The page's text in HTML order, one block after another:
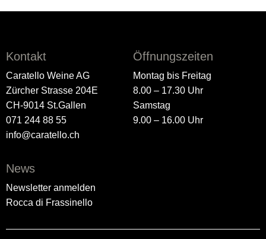
Kontakt
Caratello Weine AG
Zürcher Strasse 204E
CH-9014 St.Gallen
071 244 88 55
info@caratello.ch
Öffnungszeiten
Montag bis Freitag
8.00 – 17.30 Uhr
Samstag
9.00 – 16.00 Uhr
News
Newsletter anmelden
Rocca di Frassinello